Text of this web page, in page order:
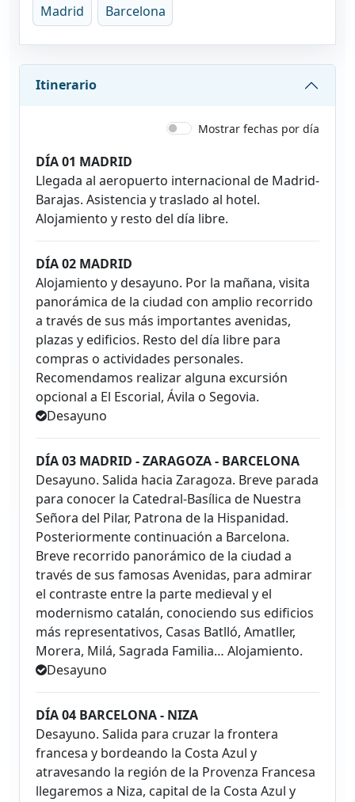
Madrid Barcelona
Itinerario
Mostrar fechas por día
DÍA 01 MADRID
Llegada al aeropuerto internacional de Madrid-
Barajas. Asistencia y traslado al hotel.
Alojamiento y resto del día libre.
DÍA 02 MADRID
Alojamiento y desayuno. Por la mañana, visita
panorámica de la ciudad con amplio recorrido
a través de sus más importantes avenidas,
plazas y edificios. Resto del día libre para
compras o actividades personales.
Recomendamos realizar alguna excursión
opcional a El Escorial, Ávila o Segovia.
Desayuno
DÍA 03 MADRID - ZARAGOZA - BARCELONA
Desayuno. Salida hacia Zaragoza. Breve parada
para conocer la Catedral-Basílica de Nuestra
Señora del Pilar, Patrona de la Hispanidad.
Posteriormente continuación a Barcelona.
Breve recorrido panorámico de la ciudad a
través de sus famosas Avenidas, para admirar
el contraste entre la parte medieval y el
modernismo catalán, conociendo sus edificios
más representativos, Casas Batlló, Amatller,
Morera, Milá, Sagrada Familia… Alojamiento.
Desayuno
DÍA 04 BARCELONA - NIZA
Desayuno. Salida para cruzar la frontera
francesa y bordeando la Costa Azul y
atravesando la región de la Provenza Francesa
llegaremos a Niza, capital de la Costa Azul y